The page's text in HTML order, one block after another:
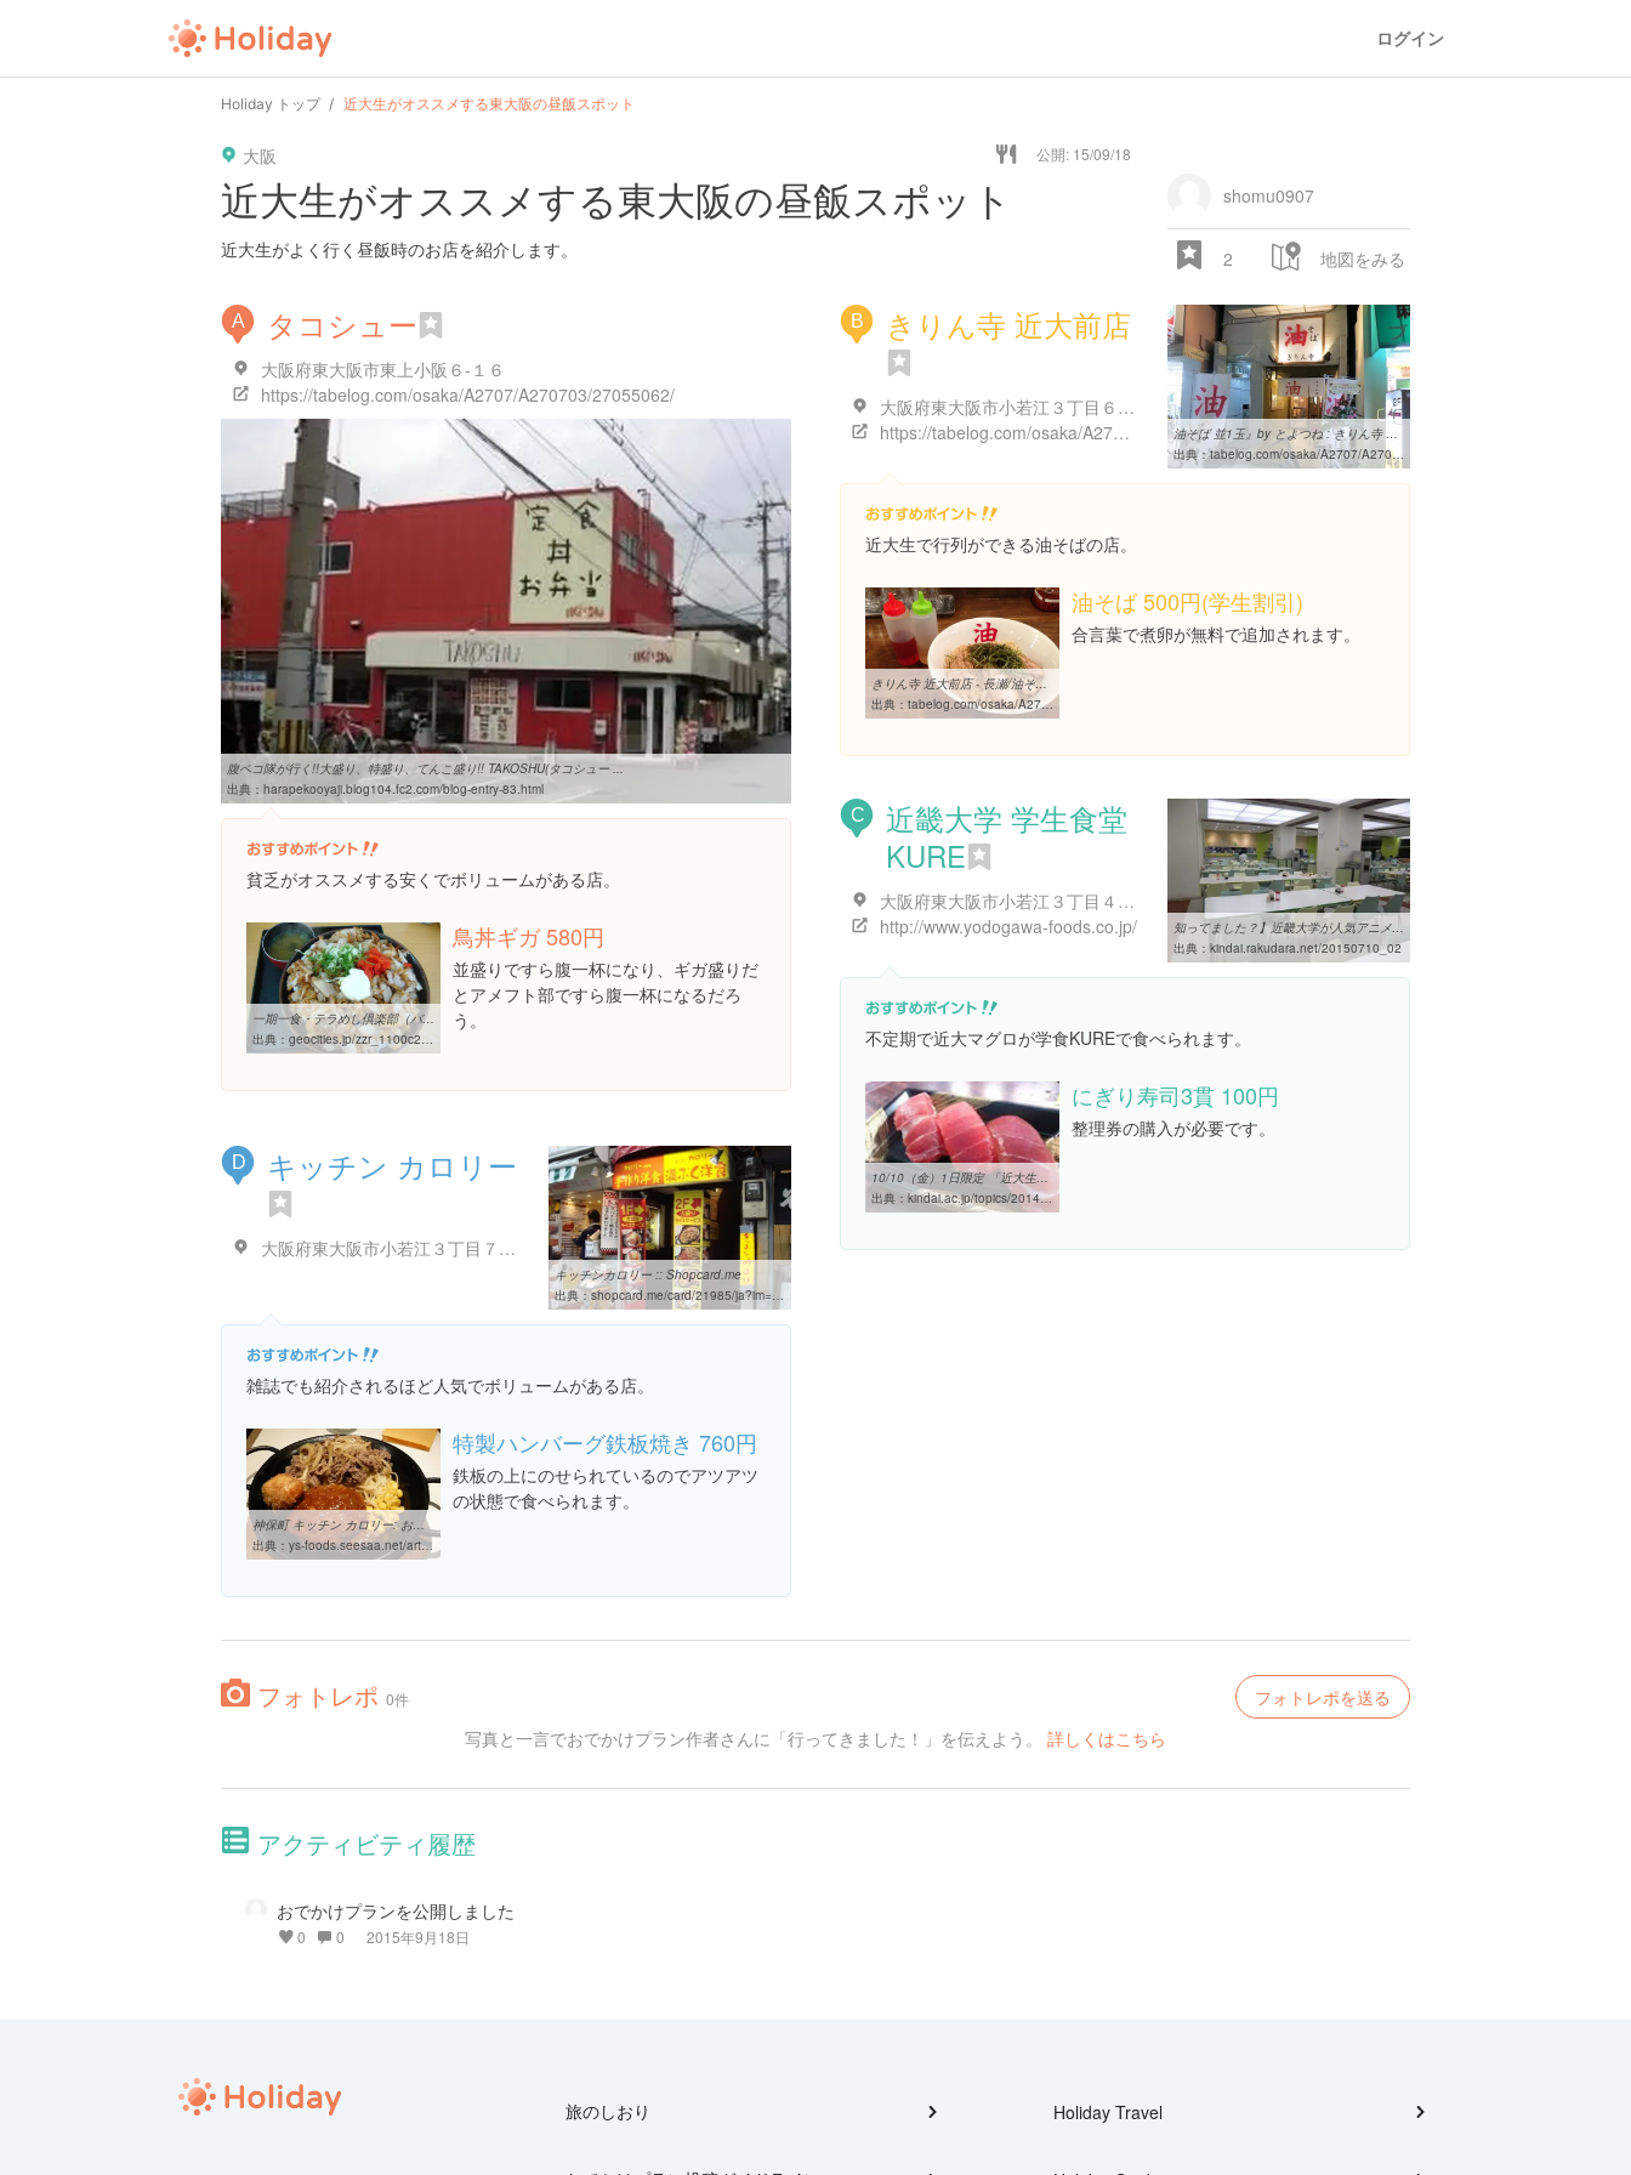
ログイン
Holiday トップ 近大生がオススメする東大阪の昼飯スポット
大阪 公開: 15/09/18
近大生がオススメする東大阪の昼飯スポット
近大生がよく行く昼飯時のお店を紹介します。
shomu0907
2 地図をみる
A タコシュー
大阪府東大阪市東上小阪６-１６
https://tabelog.com/osaka/A2707/A270703/27055062/
腹ペコ隊が行く!!大盛り、特盛り、てんこ盛り!! TAKOSHU(タコシュー ...
出典： harapekooyaji.blog104.fc2.com/blog-entry-83.html
貧乏がオススメする安くでボリュームがある店。
一期一食・テラめし倶楽部（バトル443・TAKOSHU）
出典： geocities.jp/zzr_1100c22004/contents_terameshi_club_443.html
鳥丼ギガ 580円
並盛りですら腹一杯になり、ギガ盛りだ
とアメフト部ですら腹一杯になるだろ
う。
B きりん寺 近大前店
大阪府東大阪市小若江３丁目６-１７
https://tabelog.com/osaka/A2707/A270703/27077757/
油そば 並1玉』by とよつね : きりん寺 近大前店[食べログ]
出典：tabelog.com/osaka/A2707/A270703/27077757/dtlrvwlst/6084655
近大生で行列ができる油そばの店。
きりん寺 近大前店 - 長瀬/油そば [食べログ]
出典： tabelog.com/osaka/A2707/A270703/27077757
油そば 500円(学生割引)
合言葉で煮卵が無料で追加されます。
C
近畿大学 学生食堂
KURE
大阪府東大阪市小若江３丁目４-１
http://www.yodogawa-foods.co.jp/
知ってました？】近畿大学が人気アニメ【Free!】の聖地になっていた ...
出典： kindai.rakudara.net/20150710_02
不定期で近大マグロが学食KUREで食べられます。
10/10（金）1日限定 「近大生まれのクロマグロ」を学生に提供 近畿大学 ...
出典： kindai.ac.jp/topics/2014/10/10101.html
にぎり寿司3貫 100円
整理券の購入が必要です。
D キッチン カロリー
大阪府東大阪市小若江３丁目７-５
キッチンカロリー :: Shopcard.me
出典：shopcard.me/card/21985/ja?im=18128
雑誌でも紹介されるほど人気でボリュームがある店。
神保町 キッチン カロリー: おいしい店・うまい店・安い店
出典： ys-foods.seesaa.net/article/65348130.html
特製ハンバーグ鉄板焼き 760円
鉄板の上にのせられているのでアツアツ
の状態で食べられます。
フォトレポ 0件
フォトレポを送る
写真と一言でおでかけプラン作者さんに「行ってきました！」を伝えよう。 詳しくはこちら
アクティビティ履歴
おでかけプランを公開しました
0 0 2015年9月18日
旅のしおり Holiday Travel